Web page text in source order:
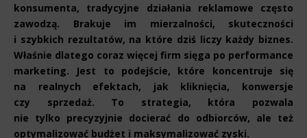
konsumenta, tradycyjne działania reklamowe często
zawodzą. Brakuje im mierzalności, skuteczności
i szybkich rezultatów, na które dziś liczy każdy biznes.
Właśnie dlatego coraz więcej firm sięga po performance
marketing. Jest to podejście, które koncentruje się
na realnych efektach, jak kliknięcia, konwersje
czy sprzedaż. To strategia, która pozwala
nie tylko precyzyjnie docierać do odbiorców, ale też
optymalizować budżet i maksymalizować zyski.